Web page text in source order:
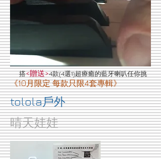
搭<贈送>4款(4選1)超療癒的藍牙喇叭任你挑
《10月限定 每款只限4套專輯》
tolola戶外
晴天娃娃